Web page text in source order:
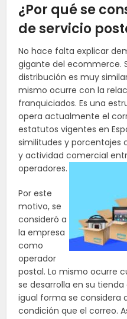
¿Por qué se
de servicio
No hace falta explicar
gigante del ecommerce.
distribución es muy
mismo ocurre con la
franquiciados. Es una
opera actualmente el
estatutos vigentes en
similitudes y porcentajes
y actividad comercial
operadores.
Por este
motivo, se
consideró a
la empresa
como
operador
postal. Lo mismo ocurre
sedesarrolla en su
igual forma se considera
condición que el correo.